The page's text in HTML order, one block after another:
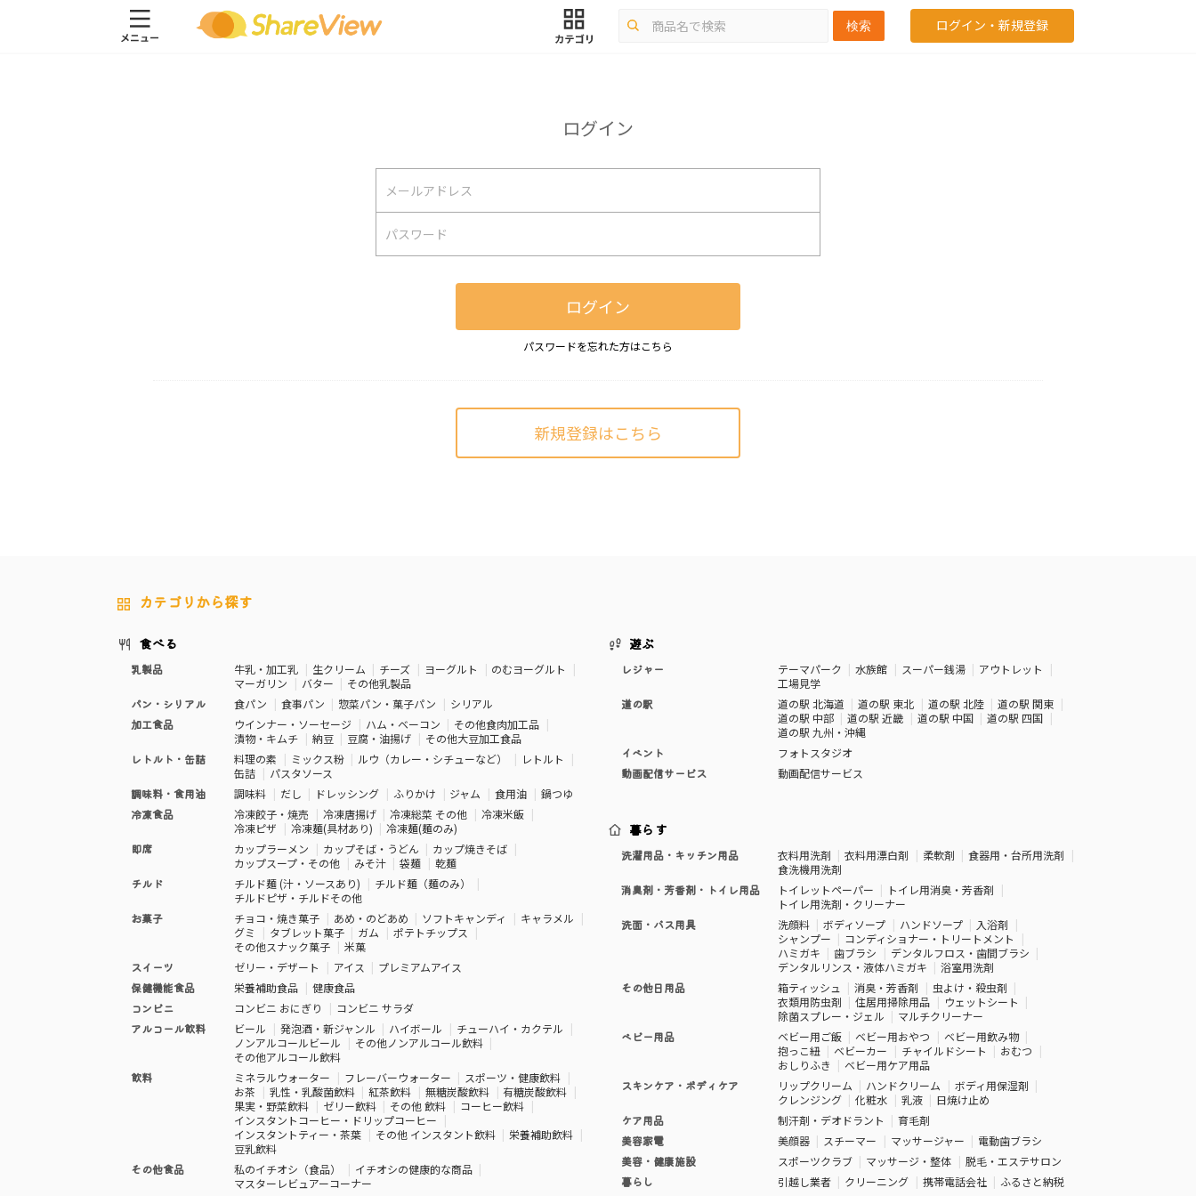
検索 ログイン・新規登録
ログイン
ログイン
パスワードを忘れた方はこちら
新規登録はこちら
カテゴリから探す
食べる
乳製品 牛乳・加工乳 生クリーム チーズ ヨーグルト
のむヨーグルト
マーガリン
バター
その他乳製品
パン・シリアル
食パン 食事パン 惣菜パン・菓子パン
シリアル
加工食品
ウインナー・ソーセージ ハム・ベーコン
その他食肉加工品
漬物・キムチ
納豆 豆腐・油揚げ
その他大豆加工食品
レトルト・缶詰
料理の素 ミックス粉 ルウ（カレー・シチューなど）
レトルト
缶詰
パスタソース
調味料・食用油
調味料 だし ドレッシング ふりかけ ジャム 食用油
鍋つゆ
冷凍食品
冷凍餃子・焼売 冷凍唐揚げ 冷凍総菜 その他
冷凍米飯
冷凍ピザ
冷凍麺(具材あり)
冷凍麺(麺のみ)
即席
カップラーメン カップそば・うどん
カップ焼きそば
カップスープ・その他
みそ汁 袋麺
乾麺
チルド
チルド麺 (汁・ソースあり)
チルド麺（麺のみ）
チルドピザ・チルドその他
お菓子
チョコ・焼き菓子 あめ・のどあめ ソフトキャンディ
キャラメル
グミ
タブレット菓子 ガム
ポテトチップス
その他スナック菓子
米菓
スイーツ
ゼリー・デザート アイス
プレミアムアイス
保健機能食品
栄養補助食品
健康食品
コンビニ
コンビニ おにぎり
コンビニ サラダ
アルコール飲料
ビール 発泡酒・新ジャンル ハイボール
チューハイ・カクテル
ノンアルコールビール
その他ノンアルコール飲料
その他アルコール飲料
飲料
ミネラルウォーター フレーバーウォーター
スポーツ・健康飲料
お茶
乳性・乳酸菌飲料 紅茶飲料 無糖炭酸飲料
有糖炭酸飲料
果実・野菜飲料
ゼリー飲料 その他 飲料
コーヒー飲料
インスタントコーヒー・ドリップコーヒー
インスタントティー・茶葉
その他 インスタント飲料
栄養補助飲料
豆乳飲料
その他食品
私のイチオシ（食品）
イチオシの健康的な商品
マスターレビュアーコーナー
遊ぶ
レジャー テーマパーク 水族館 スーパー銭湯
アウトレット
工場見学
道の駅
道の駅 北海道 道の駅 東北 道の駅 北陸
道の駅 関東
道の駅 中部
道の駅 近畿 道の駅 中国
道の駅 四国
道の駅 九州・沖縄
イベント
フォトスタジオ
動画配信サービス
動画配信サービス
暮らす
洗濯用品・キッチン用品 衣料用洗剤 衣料用漂白剤 柔軟剤
食器用・台所用洗剤
食洗機用洗剤
消臭剤・芳香剤・トイレ用品
トイレットペーパー
トイレ用消臭・芳香剤
トイレ用洗剤・クリーナー
洗面・バス用具
洗顔料 ボディソープ ハンドソープ
入浴剤
シャンプー
コンディショナー・トリートメント
ハミガキ
歯ブラシ
デンタルフロス・歯間ブラシ
デンタルリンス・液体ハミガキ
浴室用洗剤
その他日用品
箱ティッシュ 消臭・芳香剤
虫よけ・殺虫剤
衣類用防虫剤
住居用掃除用品
ウェットシート
除菌スプレー・ジェル
マルチクリーナー
ベビー用品
ベビー用ご飯 ベビー用おやつ
ベビー用飲み物
抱っこ紐
ベビーカー チャイルドシート
おむつ
おしりふき
ベビー用ケア用品
スキンケア・ボディケア
リップクリーム ハンドクリーム
ボディ用保湿剤
クレンジング
化粧水 乳液
日焼け止め
ケア用品
制汗剤・デオドラント
育毛剤
美容家電
美顔器 スチーマー マッサージャー
電動歯ブラシ
美容・健康施設
スポーツクラブ マッサージ・整体
脱毛・エステサロン
暮らし
引越し業者 クリーニング 携帯電話会社
ふるさと納税